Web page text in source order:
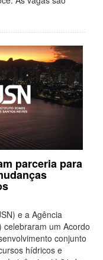
parceria para
e a Agência
celebraram um Acordo
conjunto
hídricos e